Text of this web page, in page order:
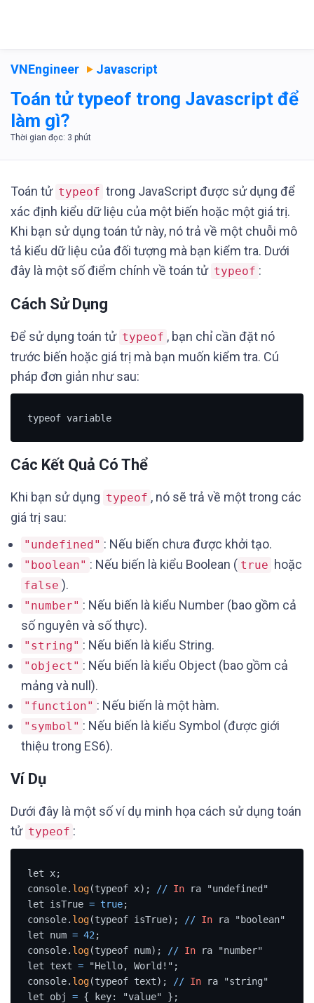
VNEngineer Javascript
Toán tử typeof trong Javascript để
làm gì?
Toán tử typeof trong JavaScript được sử dụng để
xác định kiểu dữ liệu của một biến hoặc một giá trị.
Khi bạn sử dụng toán tử này, nó trả về một chuỗi mô
tả kiểu dữ liệu của đối tượng mà bạn kiểm tra. Dưới
đây là một số điểm chính về toán tử typeof :
Cách Sử Dụng
Để sử dụng toán tử typeof , bạn chỉ cần đặt nó
trước biến hoặc giá trị mà bạn muốn kiểm tra. Cú
pháp đơn giản như sau:
typeof variable
Các Kết Quả Có Thể
Khi bạn sử dụng typeof , nó sẽ trả về một trong các
giá trị sau:
"undefined" : Nếu biến chưa được khởi tạo.
"boolean" : Nếu biến là kiểu Boolean ( true hoặc
false ).
"number" : Nếu biến là kiểu Number (bao gồm cả
số nguyên và số thực).
"string" : Nếu biến là kiểu String.
"object" : Nếu biến là kiểu Object (bao gồm cả
mảng và null).
"function" : Nếu biến là một hàm.
"symbol" : Nếu biến là kiểu Symbol (được giới
thiệu trong ES6).
Ví Dụ
Dưới đây là một số ví dụ minh họa cách sử dụng toán
tử typeof :
let x;
console. log(typeof x); // In ra "undefined"
let isTrue = true;
console. log(typeof isTrue); // In ra "boolean"
let num = 42 ;
console. log(typeof num); // In ra "number"
let text = "Hello, World!";
console. log(typeof text); // In ra "string"
let obj = { key: "value" };